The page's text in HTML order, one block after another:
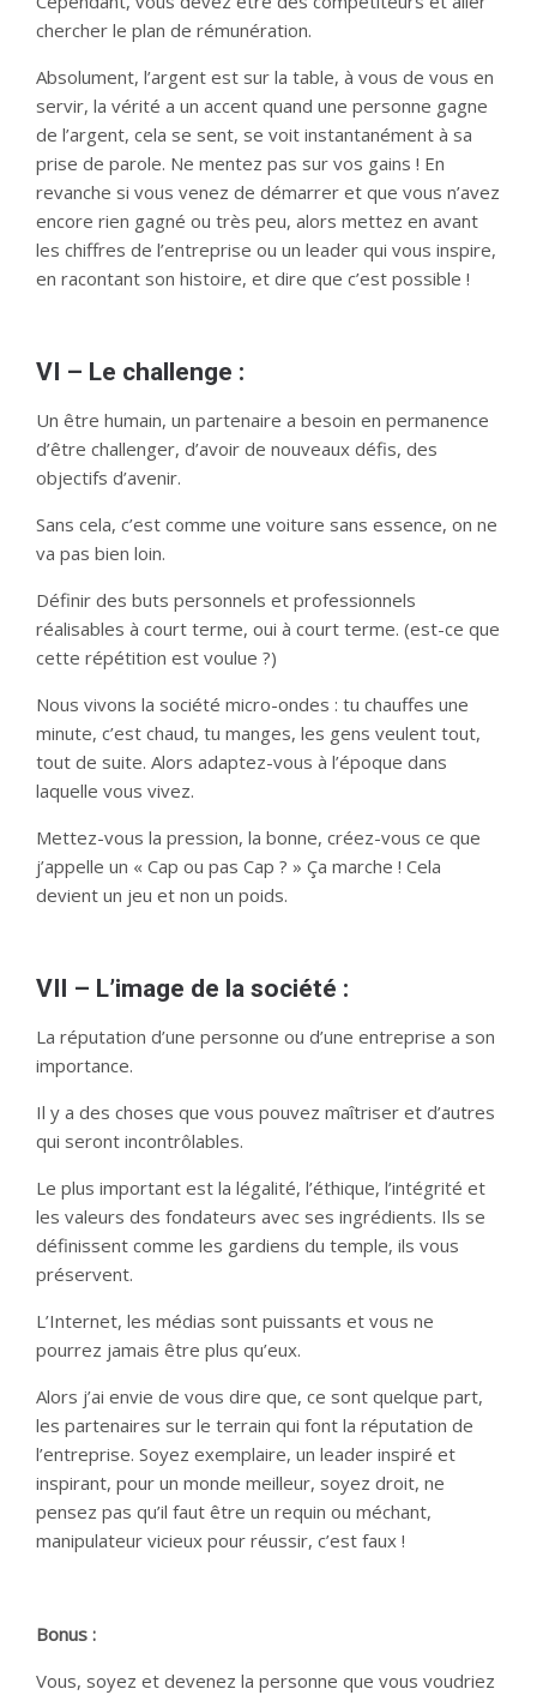
chercher le plan de rémunération.
Absolument, l’argent est sur la table, à vous de vous en
servir, la vérité a un accent quand une personne gagne
de l’argent, cela se sent, se voit instantanément à sa
prise de parole. Ne mentez pas sur vos gains ! En
revanche si vous venez de démarrer et que vous n’avez
encore rien gagné ou très peu, alors mettez en avant
les chiffres de l’entreprise ou un leader qui vous inspire,
en racontant son histoire, et dire que c’est possible !
VI – Le challenge :
Un être humain, un partenaire a besoin en permanence
d’être challenger, d’avoir de nouveaux défis, des
objectifs d’avenir.
Sans cela, c’est comme une voiture sans essence, on ne
va pas bien loin.
Définir des buts personnels et professionnels
réalisables à court terme, oui à court terme. (est-ce que
cette répétition est voulue ?)
Nous vivons la société micro-ondes : tu chauffes une
minute, c’est chaud, tu manges, les gens veulent tout,
tout de suite. Alors adaptez-vous à l’époque dans
laquelle vous vivez.
Mettez-vous la pression, la bonne, créez-vous ce que
j’appelle un « Cap ou pas Cap ? » Ça marche ! Cela
devient un jeu et non un poids.
VII – L’image de la société :
La réputation d’une personne ou d’une entreprise a son
importance.
Il y a des choses que vous pouvez maîtriser et d’autres
qui seront incontrôlables.
Le plus important est la légalité, l’éthique, l’intégrité et
les valeurs des fondateurs avec ses ingrédients. Ils se
définissent comme les gardiens du temple, ils vous
préservent.
L’Internet, les médias sont puissants et vous ne
pourrez jamais être plus qu’eux.
Alors j’ai envie de vous dire que, ce sont quelque part,
les partenaires sur le terrain qui font la réputation de
l’entreprise. Soyez exemplaire, un leader inspiré et
inspirant, pour un monde meilleur, soyez droit, ne
pensez pas qu’il faut être un requin ou méchant,
manipulateur vicieux pour réussir, c’est faux !
Bonus :
Vous, soyez et devenez la personne que vous voudriez